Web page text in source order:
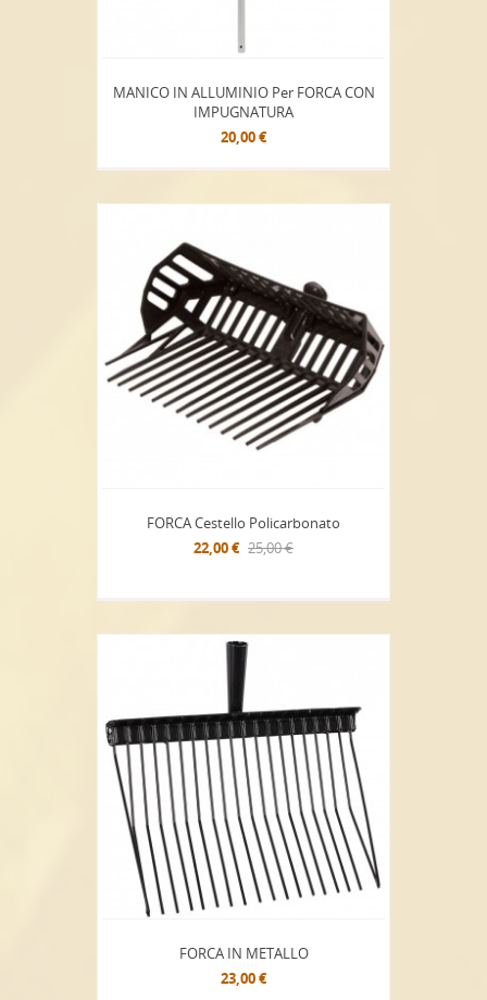
MANICO IN ALLUMINIO Per FORCA CON
IMPUGNATURA
20,00 €
FORCA Cestello Policarbonato
22,00 € 25,00 €
FORCA IN METALLO
23,00 €